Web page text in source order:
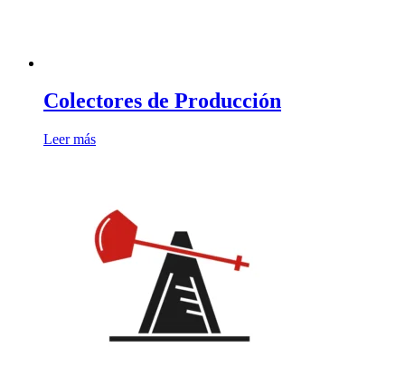
Colectores de Producción
Leer más